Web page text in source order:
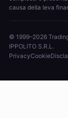
causa della leva
© 1999–2026
IPPOLITO S.R.L.
PrivacyCookie